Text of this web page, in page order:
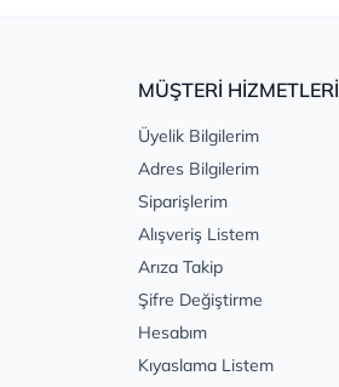
MÜŞTERİ HİZMETLERİ
Üyelik Bilgilerim
Adres Bilgilerim
Siparişlerim
Alışveriş Listem
Arıza Takip
Şifre Değiştirme
Hesabım
Kıyaslama Listem